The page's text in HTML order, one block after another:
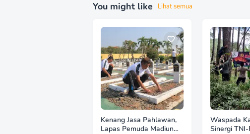
You might like Lihat semua
Kenang Jasa Pahlawan,
Lapas Pemuda Madiun
Waspada
Sinergi